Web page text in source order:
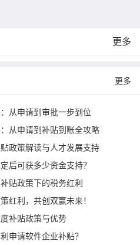
更多
更多
从申请到审批一步到位
从申请到补贴到账全攻略
政策解读与人才发展支持
后可获多少资金支持？
贴政策下的税务红利
红利，共创双赢未来！
补贴政策与优势
申请软件企业补贴？